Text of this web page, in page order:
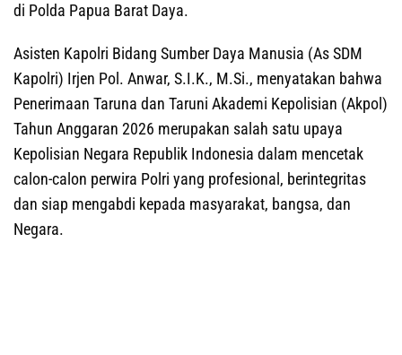
di Polda Papua Barat Daya.
Asisten Kapolri Bidang Sumber Daya Manusia (As SDM
Kapolri) Irjen Pol. Anwar, S.I.K., M.Si., menyatakan bahwa
Penerimaan Taruna dan Taruni Akademi Kepolisian (Akpol)
Tahun Anggaran 2026 merupakan salah satu upaya
Kepolisian Negara Republik Indonesia dalam mencetak
calon-calon perwira Polri yang profesional, berintegritas
dan siap mengabdi kepada masyarakat, bangsa, dan
Negara.